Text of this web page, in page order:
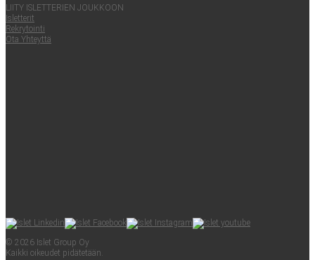
LII­TY ISLET­TE­RIEN JOUKKOON
Islet­te­rit
Rek­ry­toin­ti
Ota Yhteyt­tä
© 2026 Islet Group Oy
Kaik­ki oikeu­det pidätetään.